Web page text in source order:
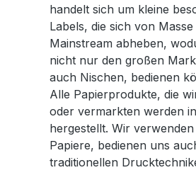
handelt sich um kleine
Labels, die sich von
Mainstream abheben,
nicht nur den großen
auch Nischen, bedienen
Alle Papierprodukte, die
oder vermarkten werden
hergestellt. Wir
Papiere, bedienen uns
traditionellen